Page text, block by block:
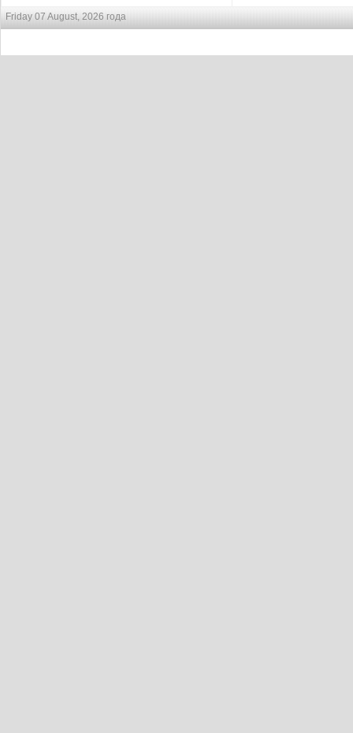
Friday 07 August, 2026 года